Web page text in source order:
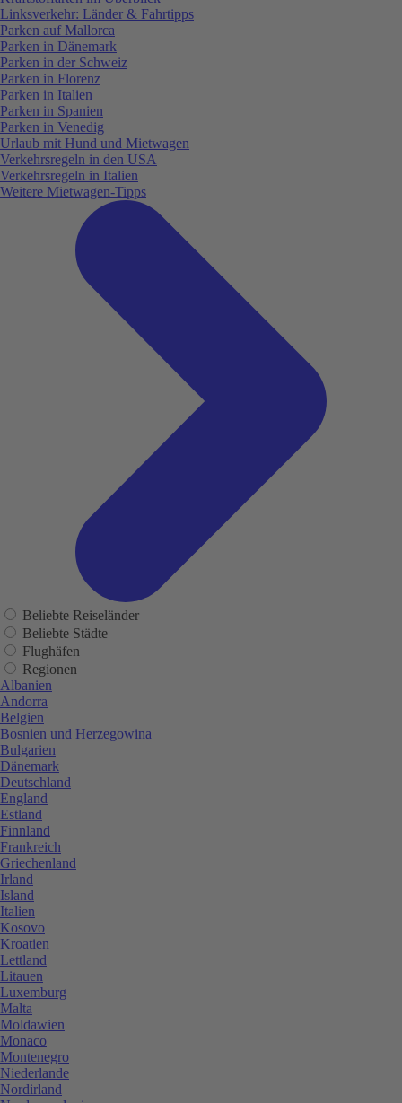
Linksverkehr: Länder & Fahrtipps
Parken auf Mallorca
Parken in Dänemark
Parken in der Schweiz
Parken in Florenz
Parken in Italien
Parken in Spanien
Parken in Venedig
Urlaub mit Hund und Mietwagen
Verkehrsregeln in den USA
Verkehrsregeln in Italien
Weitere Mietwagen-Tipps
Beliebte Reiseländer
Beliebte Städte
Flughäfen
Regionen
Albanien
Andorra
Belgien
Bosnien und Herzegowina
Bulgarien
Dänemark
Deutschland
England
Estland
Finnland
Frankreich
Griechenland
Irland
Island
Italien
Kosovo
Kroatien
Lettland
Litauen
Luxemburg
Malta
Moldawien
Monaco
Montenegro
Niederlande
Nordirland